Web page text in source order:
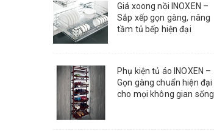
Giá xoong nồi INOXEN –
Sắp xếp gọn gàng, nâng
tầm tủ bếp hiện đại
Phụ kiện tủ áo INOXEN –
Gọn gàng chuẩn hiện đại
cho mọi không gian sống